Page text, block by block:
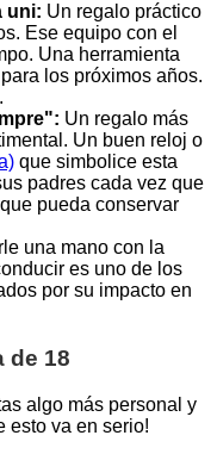
uni: Un regalo práctico
Ese equipo con el
Una herramienta
los próximos años.
.
Un regalo más
Un buen reloj o
que simbolice esta
padres cada vez que
pueda conservar
una mano con la
es uno de los
por su impacto en
de 18
algo más personal y
esto va en serio!